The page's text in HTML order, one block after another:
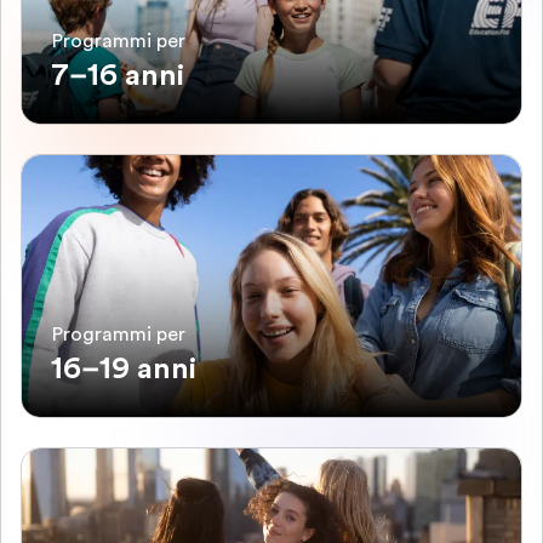
Programmi per
7–16 anni
Programmi per
16–19 anni